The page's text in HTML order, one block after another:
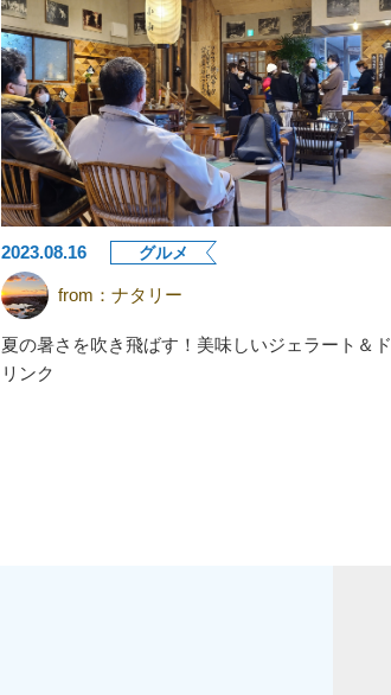
2023.08.16 グルメ
from： ナタリー
夏の暑さを吹き飛ばす！美味しいジェラート＆ド
リンク